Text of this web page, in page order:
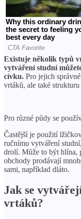
Existuje několik typů
vytváření studní
cívku. Pro jejich
vrtáků, ale také
Pro různé půdy se
Častější je použití
ručnímu vytváření
drolí. Může to být hlína,
obchody prodávají
sami, například dláto.
Jak se
vrtáků?